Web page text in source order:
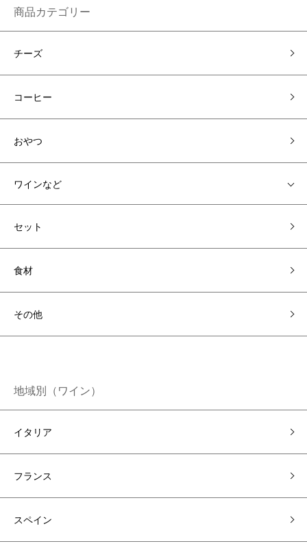
商品カテゴリー
チーズ
コーヒー
おやつ
ワインなど
セット
食材
その他
地域別（ワイン）
イタリア
フランス
スペイン